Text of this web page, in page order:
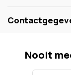
Nooit